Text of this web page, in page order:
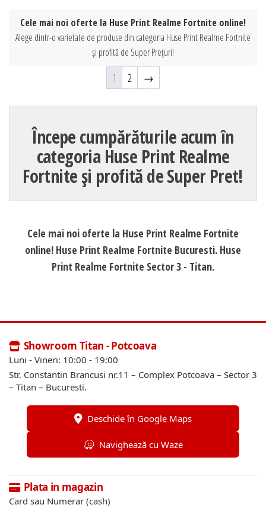
Cele mai noi oferte la Huse Print Realme Fortnite online!
Alege dintr-o varietate de produse din categoria Huse Print Realme Fortnite
și profită de Super Prețuri!
1 2 →
Începe cumpărăturile acum în
categoria Huse Print Realme
Fortnite și profită de Super Pret!
Cele mai noi oferte la Huse Print Realme Fortnite
online! Huse Print Realme Fortnite Bucuresti. Huse
Print Realme Fortnite Sector 3 - Titan.
Showroom Titan - Potcoava
Luni - Vineri: 10:00 - 19:00
Str. Constantin Brancusi nr.11 – Complex Potcoava – Sector 3
– Titan – Bucuresti.
Deschide în Google Maps
Navighează cu Waze
Plata in magazin
Card sau Numerar (cash)